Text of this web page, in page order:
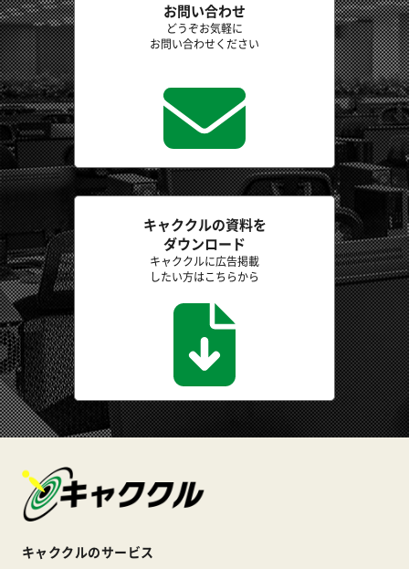
お問い合わせ
どうぞお気軽に
お問い合わせください
キャククルの資料を
ダウンロード
キャククルに広告掲載
したい方はこちらから
キャククルのサービス